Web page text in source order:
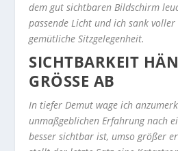
dem gut sichtbaren Bildschirm
passende Licht und ich sank
gemütliche Sitzgelegenheit.
SICHTBARKEIT
GRÖSSE AB
In tiefer Demut wage ich
unmaßgeblichen Erfahrung nach
besser sichtbar ist, umso größer